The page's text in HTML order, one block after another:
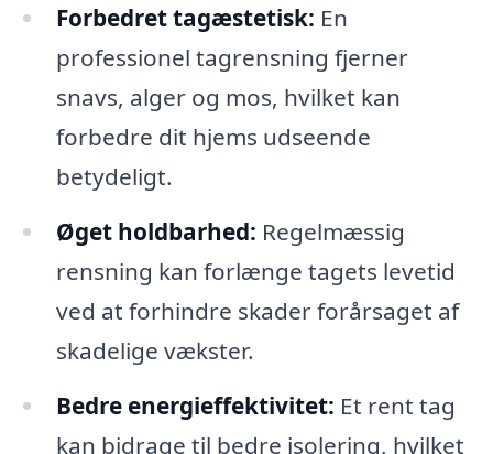
Forbedret tagæstetisk: En
professionel tagrensning fjerner
snavs, alger og mos, hvilket kan
forbedre dit hjems udseende
betydeligt.
Øget holdbarhed: Regelmæssig
rensning kan forlænge tagets levetid
ved at forhindre skader forårsaget af
skadelige vækster.
Bedre energieffektivitet: Et rent tag
kan bidrage til bedre isolering, hvilket